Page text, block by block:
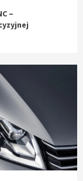
–
pracę
– jak
cyfrowe